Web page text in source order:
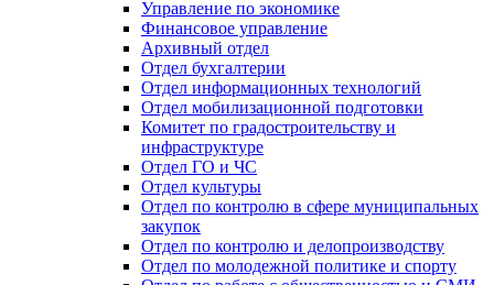
Управление по экономике
Финансовое управление
Архивный отдел
Отдел бухгалтерии
Отдел информационных технологий
Отдел мобилизационной подготовки
Комитет по градостроительству и
инфраструктуре
Отдел ГО и ЧС
Отдел культуры
Отдел по контролю в сфере муниципальных
закупок
Отдел по контролю и делопроизводству
Отдел по молодежной политике и спорту